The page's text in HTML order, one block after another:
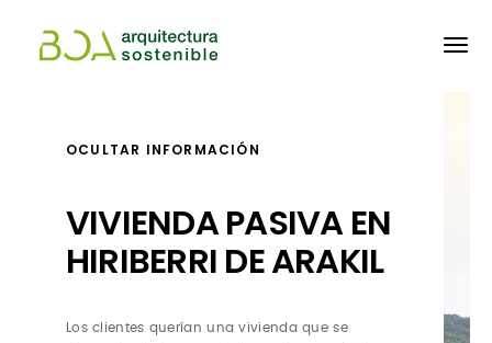
OCULTAR INFORMACIÓN
VIVIENDA PASIVA EN
HIRIBERRI DE ARAKIL
Los clientes querían una vivienda que se